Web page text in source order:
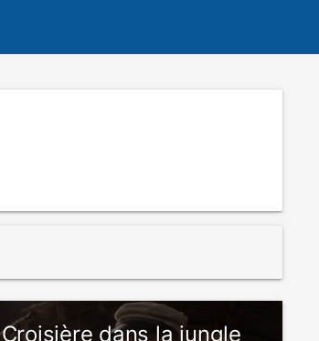
Croisière dans la jungle